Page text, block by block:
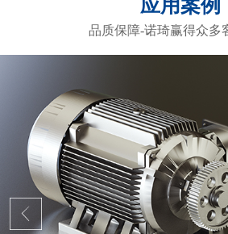
应用案例
品质保障-诺琦赢得众多